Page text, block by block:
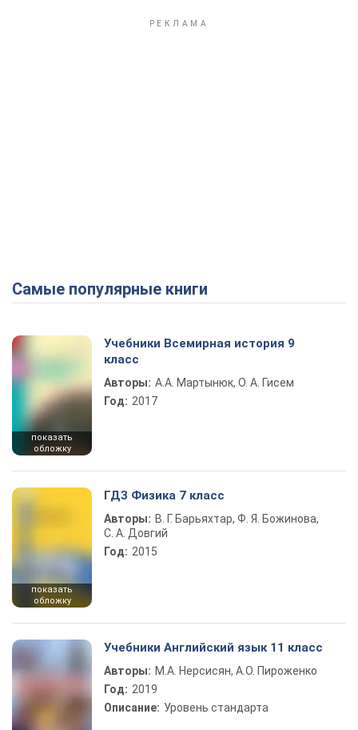
Самые популярные книги
показать
обложку
Учебники Всемирная история 9
класс
Авторы: А.А. Мартынюк, О. А. Гисем
Год: 2017
показать
обложку
ГДЗ Физика 7 класс
Авторы: В. Г. Барьяхтар, Ф. Я. Божинова,
С. А. Довгий
Год: 2015
Учебники Английский язык 11 класс
Авторы: М.А. Нерсисян, А.О. Пироженко
Год: 2019
Описание: Уровень стандарта